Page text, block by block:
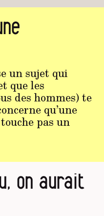
un sujet qui
que les
des hommes) te
qu’une
pas un
on aurait